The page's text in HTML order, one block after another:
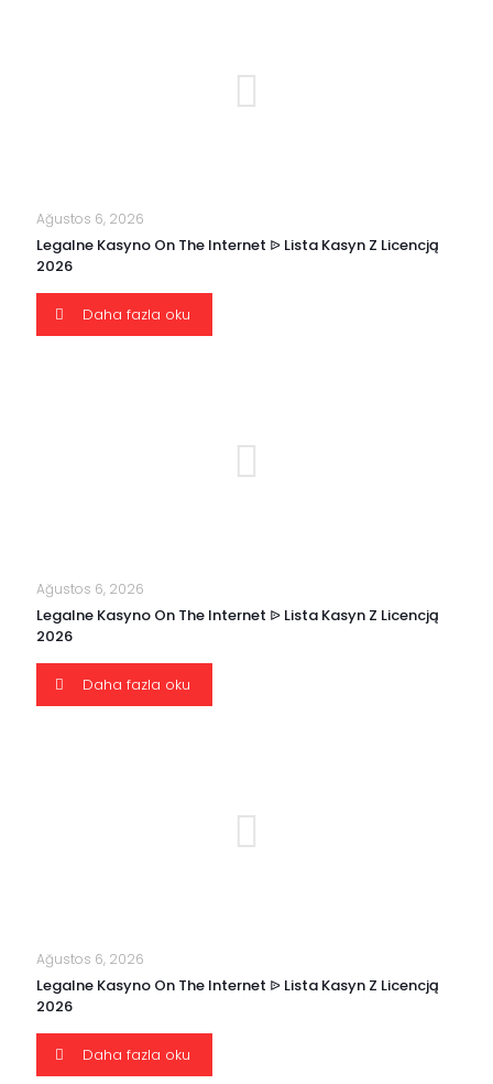
Ağustos 6, 2026
Legalne Kasyno On The Internet ᐉ Lista Kasyn Z Licencją
2026
Daha fazla oku
Ağustos 6, 2026
Legalne Kasyno On The Internet ᐉ Lista Kasyn Z Licencją
2026
Daha fazla oku
Ağustos 6, 2026
Legalne Kasyno On The Internet ᐉ Lista Kasyn Z Licencją
2026
Daha fazla oku